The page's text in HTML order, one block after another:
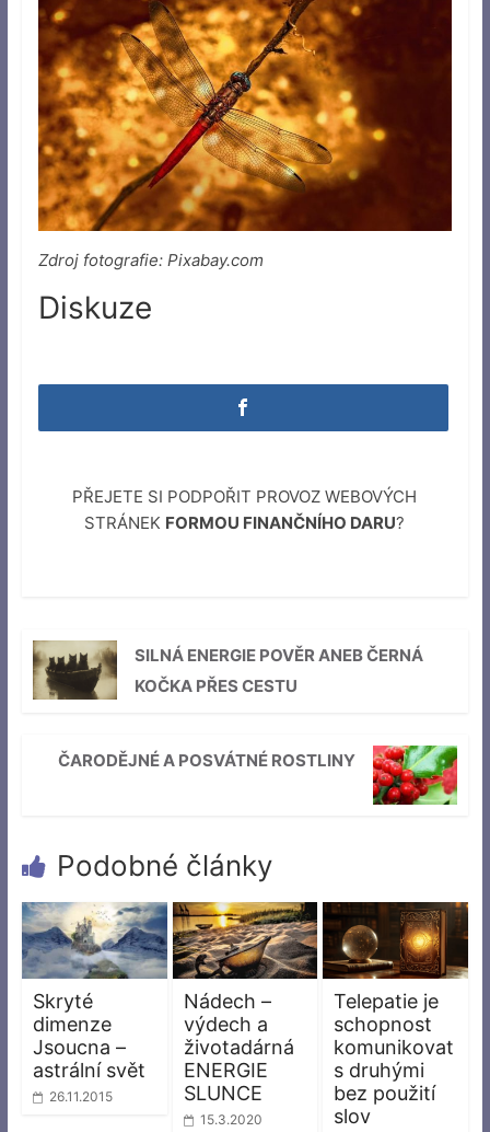
Zdroj fotografie: Pixabay.com
Diskuze
PŘEJETE SI PODPOŘIT PROVOZ WEBOVÝCH
STRÁNEK FORMOU FINANČNÍHO DARU?
SILNÁ ENERGIE POVĚR ANEB ČERNÁ
KOČKA PŘES CESTU
ČARODĚJNÉ A POSVÁTNÉ ROSTLINY
Podobné články
Skryté
dimenze
Jsoucna –
astrální svět
26.11.2015
Nádech –
výdech a
životadárná
ENERGIE
SLUNCE
15.3.2020
Telepatie je
schopnost
komunikovat
s druhými
bez použití
slov